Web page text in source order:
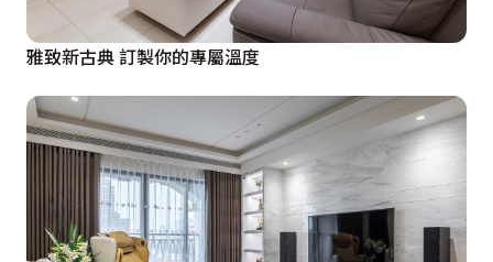
雅致新古典 訂製你的專屬溫度